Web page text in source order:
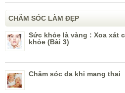
CHĂM SÓC LÀM ĐẸP
Sức khỏe là vàng : Xoa xát
khỏe (Bài 3)
Chăm sóc da khi mang thai